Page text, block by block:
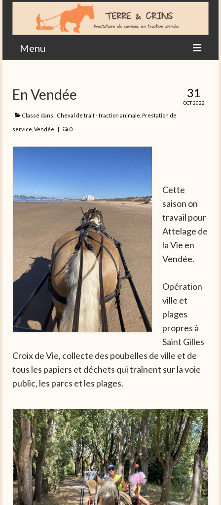
Menu
Actualités en images
Agriculture
Contact
31
OCT 2022
En Vendée
Classé dans : Cheval de trait - traction animale Prestation de
service Vendée 0
Cette
saison on
travail pour
Attelage de
la Vie en
Vendée.
Opération
ville et
plages
propres à
Saint Gilles
Croix de Vie, collecte des poubelles de ville et de
tous les papiers et déchets qui traînent sur la voie
public, les parcs et les plages.